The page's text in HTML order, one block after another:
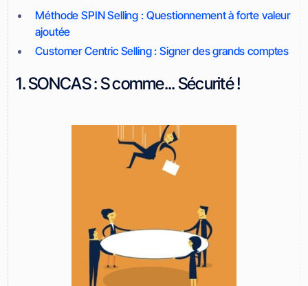
Méthode SPIN Selling : Questionnement à forte valeur
ajoutée
Customer Centric Selling : Signer des grands comptes
1. SONCAS : S comme... Sécurité !